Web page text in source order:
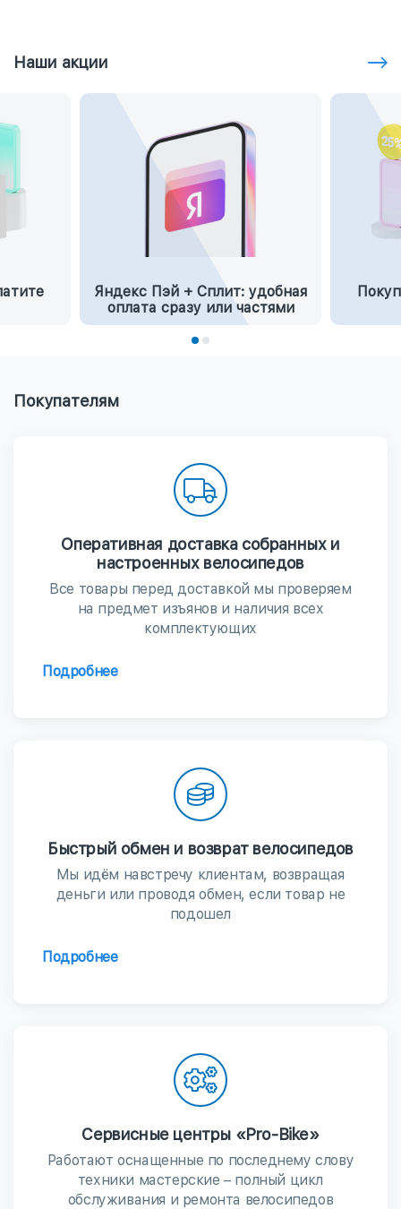
Наши акции
Яндекс Пэй + Сплит: удобная
оплата сразу или частями
Покупателям
Оперативная доставка собранных и
настроенных велосипедов
Все товары перед доставкой мы проверяем
на предмет изъянов и наличия всех
комплектующих
Подробнее
Быстрый обмен и возврат велосипедов
Мы идём навстречу клиентам, возвращая
деньги или проводя обмен, если товар не
подошел
Подробнее
Сервисные центры «Pro-Bike»
Работают оснащенные по последнему слову
техники мастерские – полный цикл
обслуживания и ремонта велосипедов